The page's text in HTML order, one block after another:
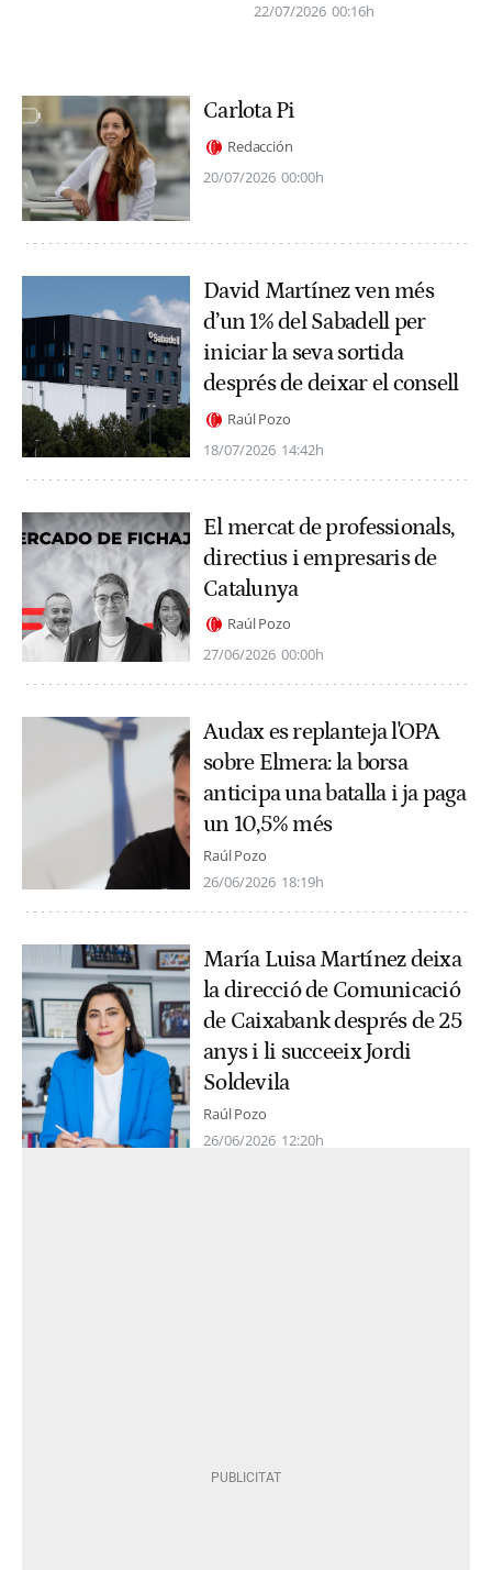
22/07/2026 00:16h
Carlota Pi
Redacción
20/07/2026 00:00h
David Martínez ven més
d’un 1% del Sabadell per
iniciar la seva sortida
després de deixar el consell
Raúl Pozo
18/07/2026 14:42h
El mercat de professionals,
directius i empresaris de
Catalunya
Raúl Pozo
27/06/2026 00:00h
Audax es replanteja l'OPA
sobre Elmera: la borsa
anticipa una batalla i ja paga
un 10,5% més
Raúl Pozo
26/06/2026 18:19h
María Luisa Martínez deixa
la direcció de Comunicació
de Caixabank després de 25
anys i li succeeix Jordi
Soldevila
Raúl Pozo
26/06/2026 12:20h